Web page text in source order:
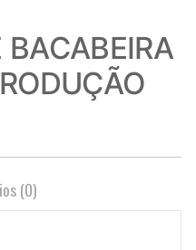
BACABEIRA
(0)